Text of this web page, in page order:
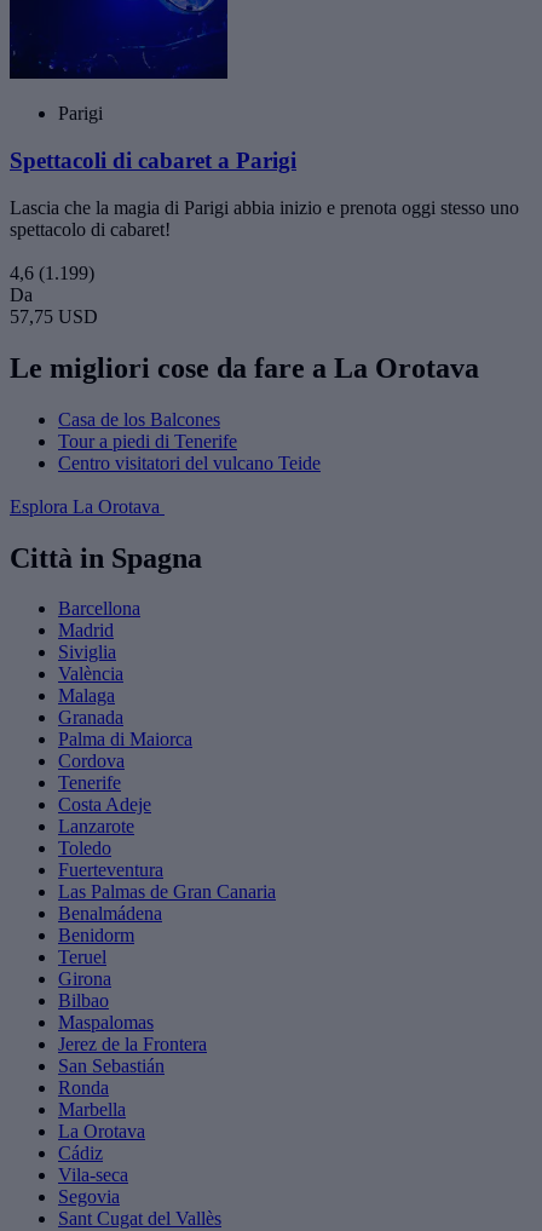
Parigi
Spettacoli di cabaret a Parigi
Lascia che la magia di Parigi abbia inizio e prenota oggi stesso uno
spettacolo di cabaret!
4,6 (1.199)
Da
57,75 USD
Le migliori cose da fare a La Orotava
Casa de los Balcones
Tour a piedi di Tenerife
Centro visitatori del vulcano Teide
Esplora La Orotava
Città in Spagna
Barcellona
Madrid
Siviglia
València
Malaga
Granada
Palma di Maiorca
Cordova
Tenerife
Costa Adeje
Lanzarote
Toledo
Fuerteventura
Las Palmas de Gran Canaria
Benalmádena
Benidorm
Teruel
Girona
Bilbao
Maspalomas
Jerez de la Frontera
San Sebastián
Ronda
Marbella
La Orotava
Cádiz
Vila-seca
Segovia
Sant Cugat del Vallès